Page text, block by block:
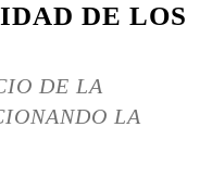
DE LOS
DE LA
LA